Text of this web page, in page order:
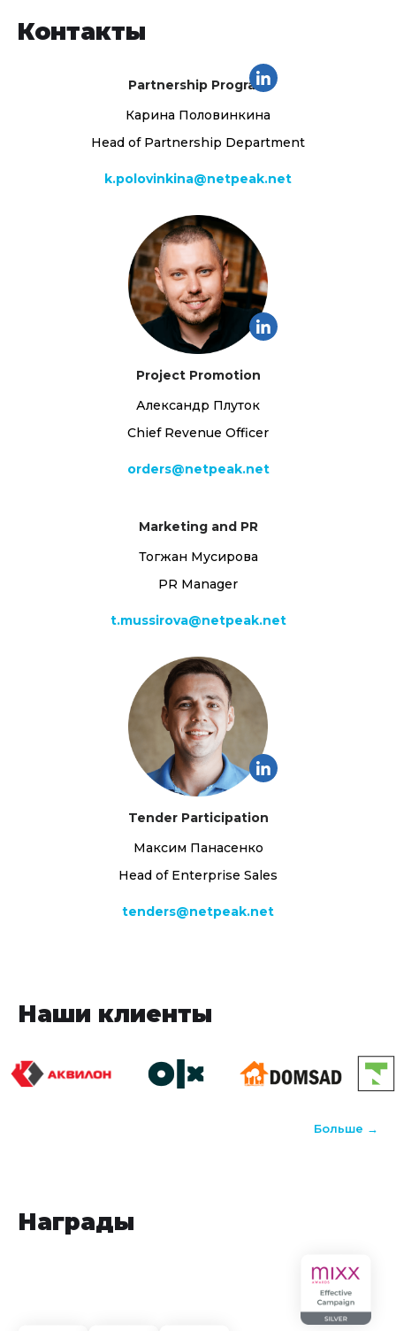
Контакты
Partnership Program
Карина Половинкина
Head of Partnership Department
k.polovinkina@netpeak.net
Project Promotion
Александр Плуток
Chief Revenue Officer
orders@netpeak.net
Marketing and PR
Тогжан Мусирова
PR Manager
t.mussirova@netpeak.net
Tender Participation
Максим Панасенко
Head of Enterprise Sales
tenders@netpeak.net
Наши клиенты
Больше →
Награды